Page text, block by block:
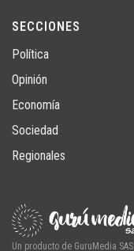
SECCIONES
Política
Opinión
Economía
Sociedad
Regionales
Un producto de GuruMedia SAS